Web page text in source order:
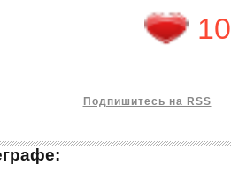
10
Подпишитесь на RSS